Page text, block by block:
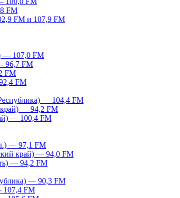
FM
FM и 107,9 FM
— 107,0 FM
96,7 FM
FM
FM
— 104,4 FM
— 94,2 FM
— 100,4 FM
— 97,1 FM
край) — 94,0 FM
— 94,2 FM
— 90,3 FM
107,4 FM